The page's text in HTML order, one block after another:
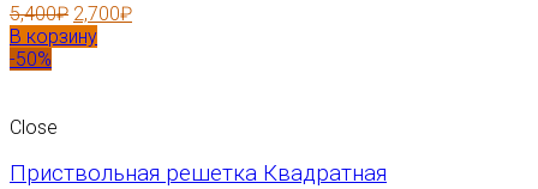
5,400₽ 2,700₽
В корзину
-50%
Close
Приствольная решетка Квадратная